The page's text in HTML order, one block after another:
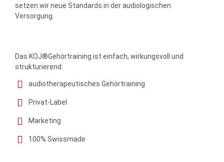
setzen wir neue Standards in der audiologischen
Versorgung.
Das KOJ®Gehörtraining ist einfach, wirkungsvoll und
strukturierend.
audiotherapeutisches Gehörtraining
Privat-Label
Marketing
100% Swissmade